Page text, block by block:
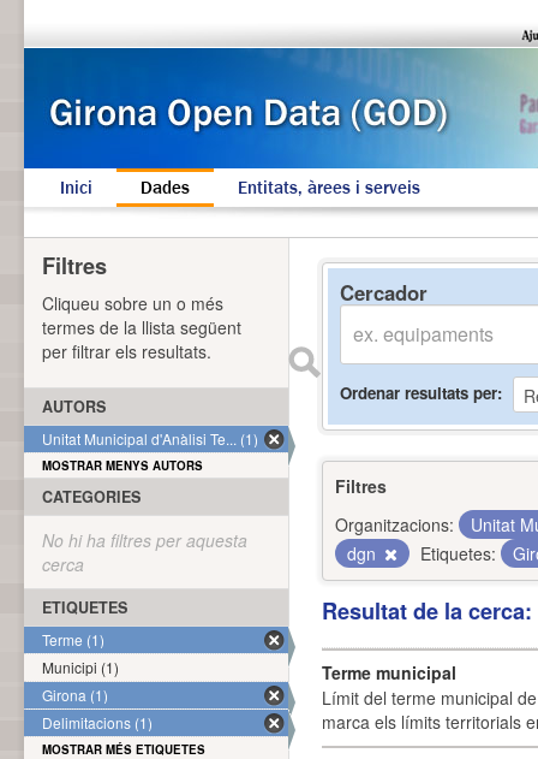
Inici Dades Entitats, àrees i serveis
Cercador
Ordenar resultats per
Filtres
Organitzacions:
Unitat
dgn
Etiquetes:
Resultat de la
Terme municipal
Límit del terme municipal
marca els límits territorials
Filtres
Cliqueu sobre un o més
termes de la llista següent
per filtrar els resultats.
AUTORS
Unitat Municipal d'Anàlisi Te... (1)
MOSTRAR MENYS AUTORS
CATEGORIES
No hi ha filtres per aquesta
cerca
ETIQUETES
Terme (1)
Municipi (1)
Girona (1)
Delimitacions (1)
MOSTRAR MÉS ETIQUETES